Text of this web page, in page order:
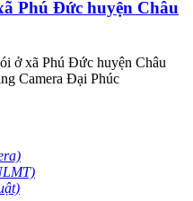
Phú Đức huyện Châu
ở xã Phú Đức huyện Châu
Camera Đại Phúc